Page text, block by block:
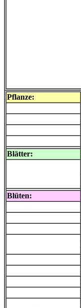
Pflanze:
Blätter:
Blüten: